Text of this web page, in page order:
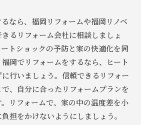
なら、福岡リフォームや福岡リノベ
るリフォーム会社に相談しましょ
トショックの予防と家の快適化を同
岡でリフォームをするなら、ヒート
行いましょう。信頼できるリフォー
、自分に合ったリフォームプランを
リフォームで、家の中の温度差を小
担をかけないようにしましょう。